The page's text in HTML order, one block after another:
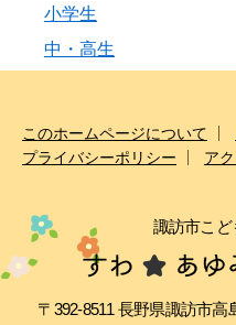
小学生
中・高生
このホームページについて
プライバシーポリシー
ア
諏訪市こ
〒392-8511 長野県諏訪市